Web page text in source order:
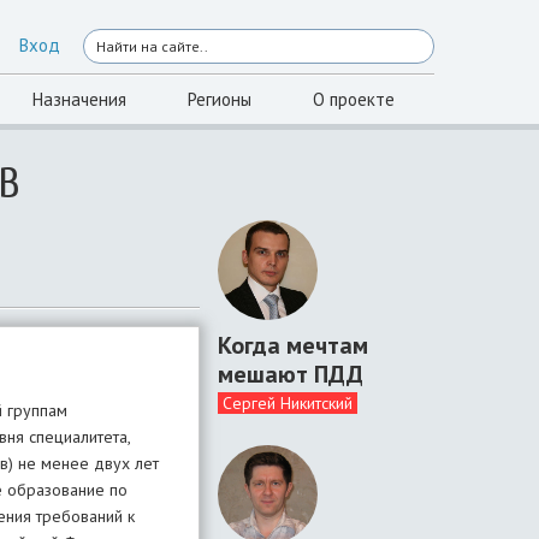
Вход
Назначения Регионы О проекте
основанием для отказа кандидату в приеме документов на участие в конкурсе. Расходы, связанные с участием в конкурсе (проезд к месту проведения конкурса и обратно, проживание, пользование услугами средств связи и др.), осуществляются кандидатами за счет собственных средств. Документы участников конкурса могут быть возвращены им по письменному заявлению в течение трех лет со дня завершения конкурса. Рассмотрение обращений о нарушениях законодательства при проведении конкурсов в администрации Губернатора Астраханской области и досудебное урегулирование служебных споров по установленным фактам на
Когда мечтам
мешают ПДД
Сергей Никитский